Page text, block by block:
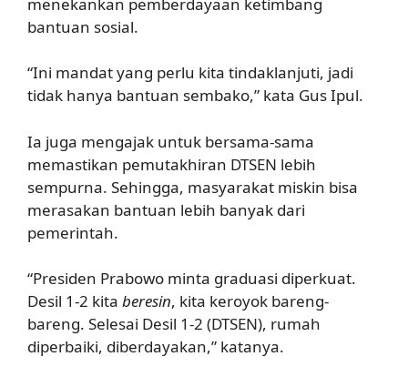
bantuan sosial.
“Ini mandat yang perlu kita tindaklanjuti, jadi
tidak hanya bantuan sembako,” kata Gus Ipul.
Ia juga mengajak untuk bersama-sama
memastikan pemutakhiran DTSEN lebih
sempurna. Sehingga, masyarakat miskin bisa
merasakan bantuan lebih banyak dari
pemerintah.
“Presiden Prabowo minta graduasi diperkuat.
Desil 1-2 kita beresin, kita keroyok bareng-
bareng. Selesai Desil 1-2 (DTSEN), rumah
diperbaiki, diberdayakan,” katanya.